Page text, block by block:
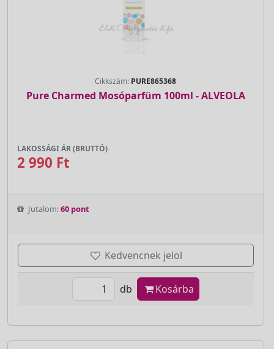
Cikkszám: PURE865368
Pure Charmed Mosóparfüm 100ml - ALVEOLA
LAKOSSÁGI ÁR (BRUTTÓ)
2 990 Ft
Jutalom:60 pont
Kedvencnek jelöl
db Kosárba